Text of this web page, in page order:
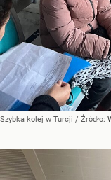
Szybka kolej w Turcji / Źródło: